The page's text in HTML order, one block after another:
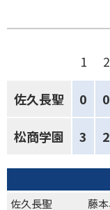
1 2
佐久長聖 0 0
松商学園 3 2
佐久長聖
藤